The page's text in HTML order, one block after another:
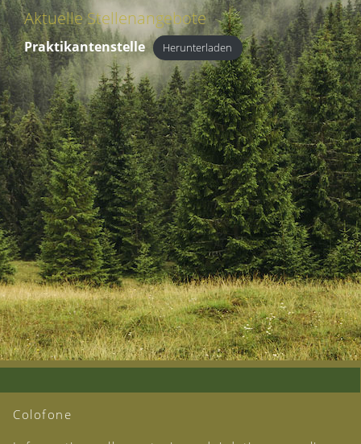
Aktuelle Stellenangebote
Praktikantenstelle Herunterladen
Colofone